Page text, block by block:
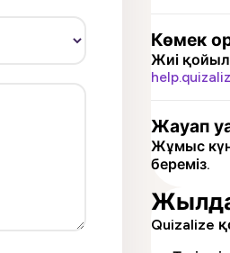
Көмек
Жиі
Жауап
Жұмыс
береміз.
Quizalize